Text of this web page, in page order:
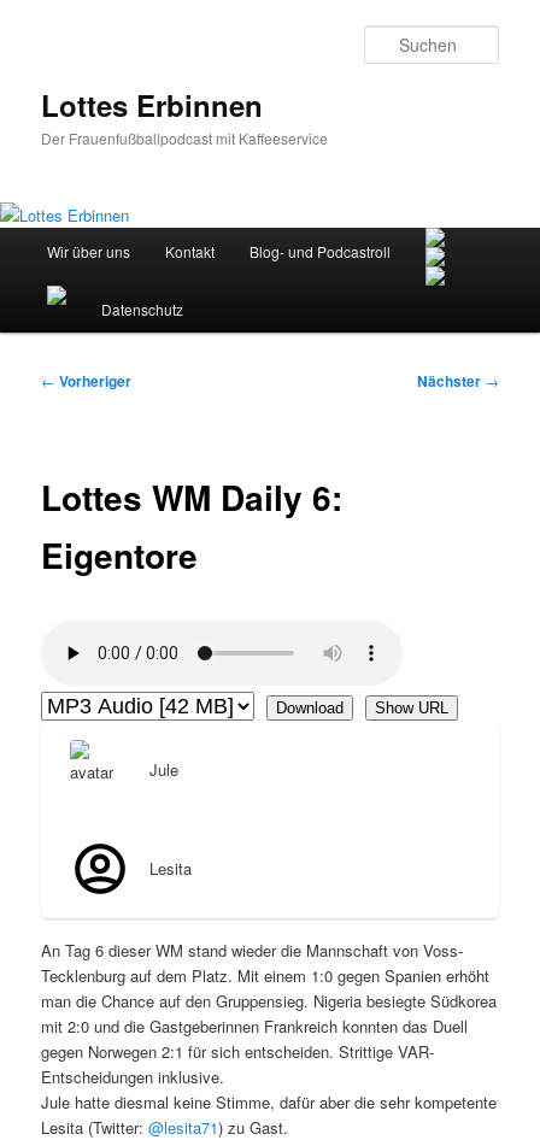
Lottes Erbinnen
Der Frauenfußballpodcast mit Kaffeeservice
Wir über uns Kontakt Blog- und Podcastroll
Datenschutz
Beitragsnavigation
← Vorheriger Nächster →
Lottes WM Daily 6:
Eigentore
Download Show URL
Jule
Lesita
An Tag 6 dieser WM stand wieder die Mannschaft von Voss-
Tecklenburg auf dem Platz. Mit einem 1:0 gegen Spanien erhöht
man die Chance auf den Gruppensieg. Nigeria besiegte Südkorea
mit 2:0 und die Gastgeberinnen Frankreich konnten das Duell
gegen Norwegen 2:1 für sich entscheiden. Strittige VAR-
Entscheidungen inklusive.
Jule hatte diesmal keine Stimme, dafür aber die sehr kompetente
Lesita (Twitter:@lesita71) zu Gast.